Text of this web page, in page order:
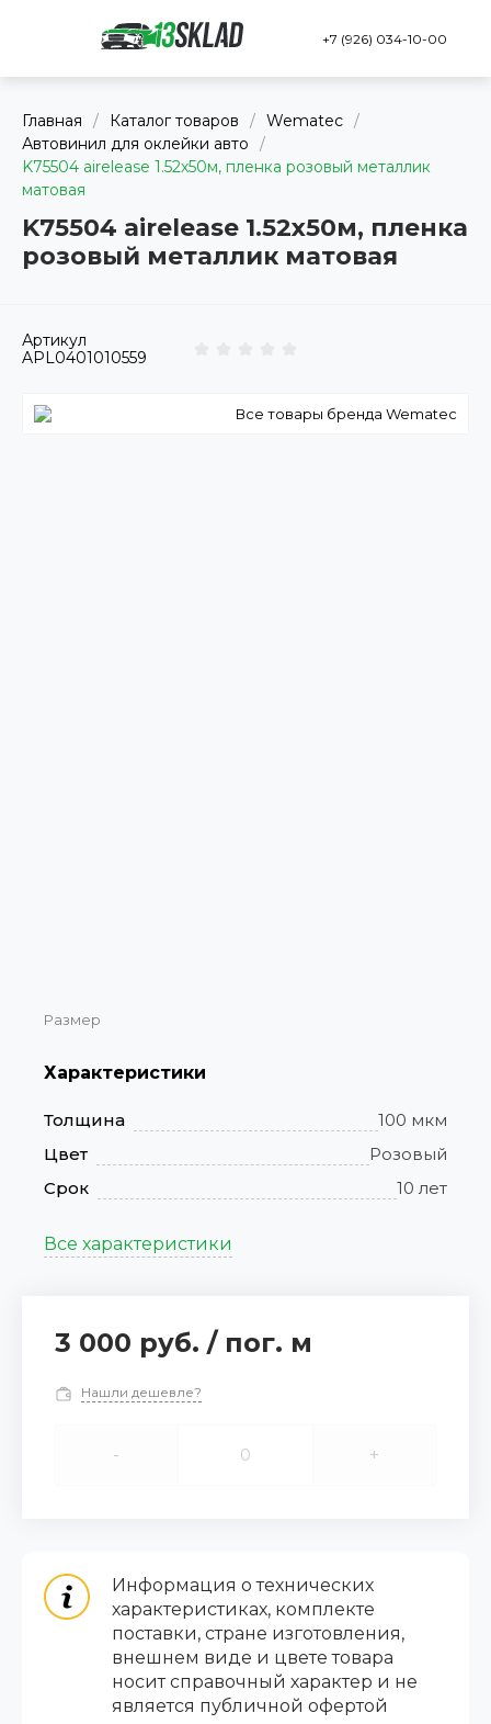
+7 (926) 034-10-00
Главная / Каталог товаров / Wematec /
Автовинил для оклейки авто
/
K75504 airelease 1.52х50м, пленка розовый металлик
матовая
K75504 airelease 1.52х50м, пленка
розовый металлик матовая
Артикул
APL0401010559
Все товары бренда Wematec
Размер
Характеристики
Толщина
100 мкм
Цвет
Розовый
Срок
10 лет
Все характеристики
3 000 руб. / пог. м
Нашли дешевле?
- +
Информация о технических
характеристиках, комплекте
поставки, стране изготовления,
внешнем виде и цвете товара
носит справочный характер и не
является публичной офертой